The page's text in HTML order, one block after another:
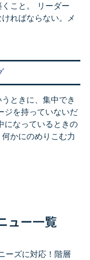
こと。 リーダー
ればならない。メ
ときに、集中でき
ジを持っていないだ
になっているときの
かにのめりこむ力
ュー一覧
ーズに対応！階層